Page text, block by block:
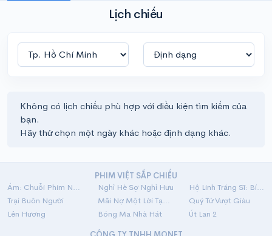
Lịch chiếu
Không có lịch chiếu phù hợp với điều kiện tìm kiếm của
bạn.
Hãy thử chọn một ngày khác hoặc định dạng khác.
PHIM VIỆT SẮP CHIẾU
Ám: Chuỗi Phim Ngắn Linh Dị
Nghỉ Hè Sợ Nghỉ Hưu
Hộ Linh Tráng Sĩ: Bí Ẩn Mộ Vua Đinh
Trại Buôn Người
Mãi Nợ Một Lời Tạm Biệt
Quý Tử Vượt Giàu
Lên Hương
Bóng Ma Nhà Hát
Út Lan 2